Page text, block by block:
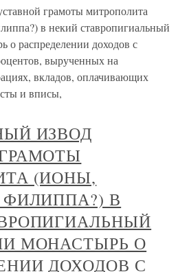
грамоты митрополита
в некий ставропигиальный
о распределении доходов с
вырученных на
вкладов, оплачивающих
и вписы,
ИЗВОД
(ИОНЫ,
В
МОНАСТЫРЬ О
ДОХОДОВ С